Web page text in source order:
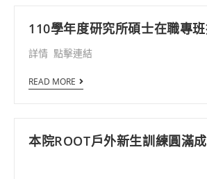
110學年度研究所碩士在職專
詳情 點擊連結
READ MORE
本院ROOT戶外新生訓練圓滿